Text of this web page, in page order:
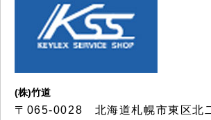
(株)竹道
〒065-0028 北海道札幌市東区北